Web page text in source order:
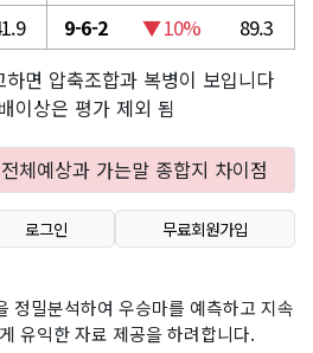
9-6-2 ▼ 10%
89.3
면 압축조합과 복병이 보입니다
이상은 평가 제외 됨
체예상과 가는말 종합지 차이점
로그인 무료회원가입
정밀분석하여 우승마를 예측하고 지속
유익한 자료 제공을 하려합니다.